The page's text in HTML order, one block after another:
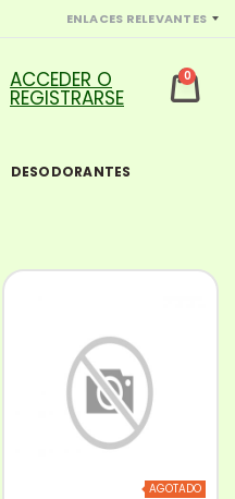
ENLACES RELEVANTES
0
DESODORANTES
AGOTADO